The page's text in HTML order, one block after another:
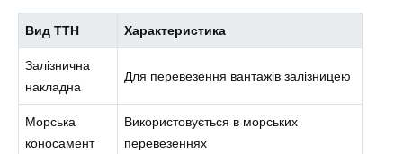
Вид ТТН Характеристика
Залізнична
накладна
Для перевезення вантажів залізницею
Морська
коносамент
Використовується в морських
перевезеннях